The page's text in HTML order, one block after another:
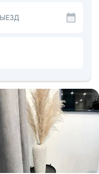
Сквер
Мурманского
- 1 км.